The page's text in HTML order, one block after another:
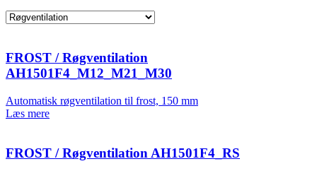
FROST / Røgventilation
AH1501F4_M12_M21_M30
Automatisk røgventilation til frost, 150 mm
Læs mere
FROST / Røgventilation AH1501F4_RS